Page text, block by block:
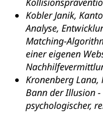
Kobler Janik,
Analyse,
Matching-
einer eigenen
Kronenberg Lana,
Bann der Illusion -
psychologischer,
Armee
Militär,
Wehrpflicht,
Wehrpflichtersatz,